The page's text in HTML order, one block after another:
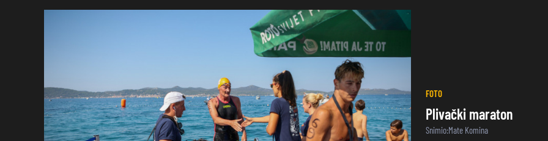
FOTO
Plivački maraton
Snimio:Mate Komina